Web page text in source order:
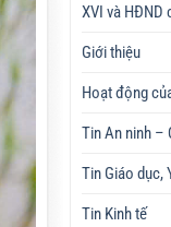
XVI và HĐND
Giới thiệu
Hoạt động
Tin An ninh –
Tin Giáo dục,
Tin Kinh tế